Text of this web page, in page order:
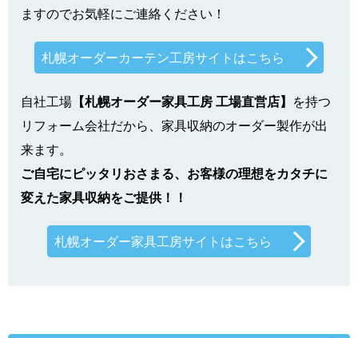
ますのでお気軽にご連絡ください！
札幌オーダーカーテン工房サイトはこちら
自社工場 【札幌オーダー家具工房 工場直営店】 を持つ
リフォーム会社だから、家具収納のオーダー製作が出
来ます。
ご自宅にピッタリおさまる、お客様の理想をカタチに
変えた家具収納をご提供！！
札幌オーダー家具工房サイトはこちら